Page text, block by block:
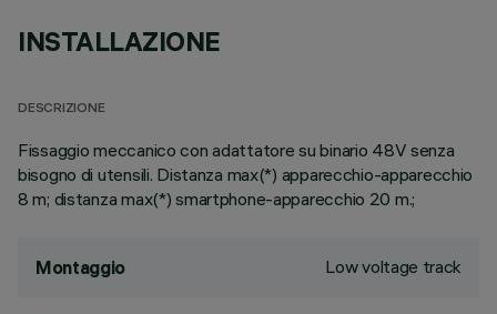
INSTALLAZIONE
DESCRIZIONE
Fissaggio meccanico con adattatore su binario 48V senza
bisogno di utensili. Distanza max(*) apparecchio-apparecchio
8 m; distanza max(*) smartphone-apparecchio 20 m.;
Montaggio Low voltage track